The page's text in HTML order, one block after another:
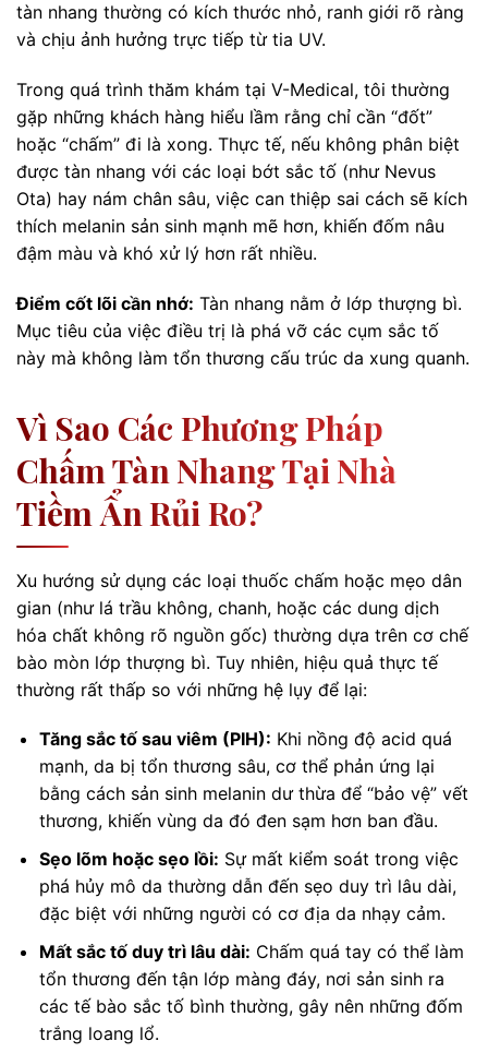
tàn nhang thường có kích thước nhỏ, ranh giới rõ ràng
và chịu ảnh hưởng trực tiếp từ tia UV.
Trong quá trình thăm khám tại V-Medical, tôi thường
gặp những khách hàng hiểu lầm rằng chỉ cần “đốt”
hoặc “chấm” đi là xong. Thực tế, nếu không phân biệt
được tàn nhang với các loại bớt sắc tố (như Nevus
Ota) hay nám chân sâu, việc can thiệp sai cách sẽ kích
thích melanin sản sinh mạnh mẽ hơn, khiến đốm nâu
đậm màu và khó xử lý hơn rất nhiều.
Điểm cốt lõi cần nhớ: Tàn nhang nằm ở lớp thượng bì.
Mục tiêu của việc điều trị là phá vỡ các cụm sắc tố
này mà không làm tổn thương cấu trúc da xung quanh.
Vì Sao Các Phương Pháp
Chấm Tàn Nhang Tại Nhà
Tiềm Ẩn Rủi Ro?
Xu hướng sử dụng các loại thuốc chấm hoặc mẹo dân
gian (như lá trầu không, chanh, hoặc các dung dịch
hóa chất không rõ nguồn gốc) thường dựa trên cơ chế
bào mòn lớp thượng bì. Tuy nhiên, hiệu quả thực tế
thường rất thấp so với những hệ lụy để lại:
Tăng sắc tố sau viêm (PIH): Khi nồng độ acid quá
mạnh, da bị tổn thương sâu, cơ thể phản ứng lại
bằng cách sản sinh melanin dư thừa để “bảo vệ” vết
thương, khiến vùng da đó đen sạm hơn ban đầu.
Sẹo lõm hoặc sẹo lồi: Sự mất kiểm soát trong việc
phá hủy mô da thường dẫn đến sẹo duy trì lâu dài,
đặc biệt với những người có cơ địa da nhạy cảm.
Mất sắc tố duy trì lâu dài: Chấm quá tay có thể làm
tổn thương đến tận lớp màng đáy, nơi sản sinh ra
các tế bào sắc tố bình thường, gây nên những đốm
trắng loang lổ.